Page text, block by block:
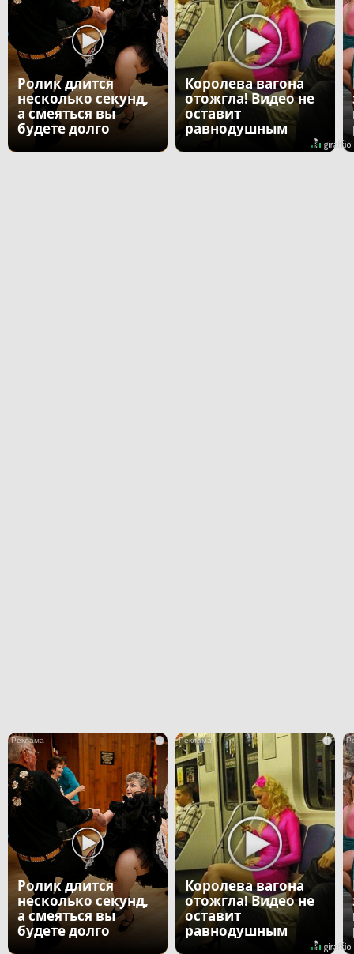
Ролик длится
несколько секунд,
а смеяться вы
будете долго
Королева вагона
отожгла! Видео не
оставит
равнодушным
i
Ролик длится
несколько секунд,
а смеяться вы
будете долго
i
Королева вагона
отожгла! Видео не
оставит
равнодушным